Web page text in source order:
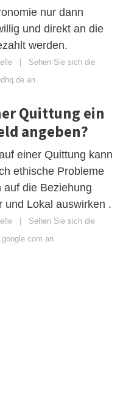
nur dann
und direkt an die
werden.
Sehen Sie sich die
an
Quittung ein
angeben?
einer Quittung kann
ethische Probleme
die Beziehung
und Lokal auswirken .
Sehen Sie sich die
an